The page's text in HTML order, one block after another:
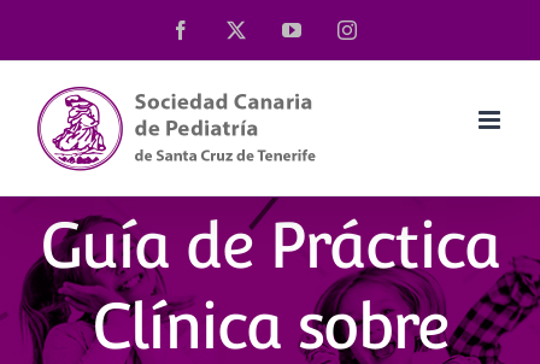
al
contenido
Facebook YouTubeInstagram
Guía de Práctica
Clínica sobre